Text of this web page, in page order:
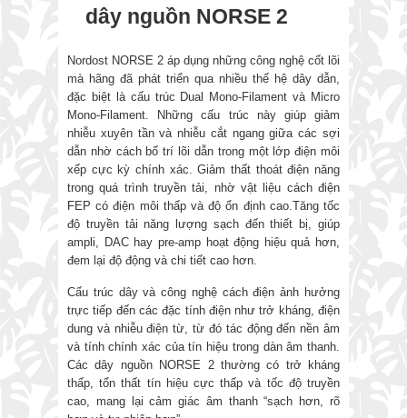
dây nguồn NORSE 2
Nordost NORSE 2 áp dụng những công nghệ cốt lõi
mà hãng đã phát triển qua nhiều thế hệ dây dẫn,
đặc biệt là cấu trúc Dual Mono-Filament và Micro
Mono-Filament. Những cấu trúc này giúp giảm
nhiễu xuyên tần và nhiễu cắt ngang giữa các sợi
dẫn nhờ cách bố trí lõi dẫn trong một lớp điện môi
xếp cực kỳ chính xác. Giảm thất thoát điện năng
trong quá trình truyền tải, nhờ vật liệu cách điện
FEP có điện môi thấp và độ ổn định cao.Tăng tốc
độ truyền tải năng lượng sạch đến thiết bị, giúp
ampli, DAC hay pre-amp hoạt động hiệu quả hơn,
đem lại độ động và chi tiết cao hơn.
Cấu trúc dây và công nghệ cách điện ảnh hưởng
trực tiếp đến các đặc tính điện như trở kháng, điện
dung và nhiễu điện từ, từ đó tác động đến nền âm
và tính chính xác của tín hiệu trong dàn âm thanh.
Các dây nguồn NORSE 2 thường có trở kháng
thấp, tổn thất tín hiệu cực thấp và tốc độ truyền
cao, mang lại cảm giác âm thanh “sạch hơn, rõ